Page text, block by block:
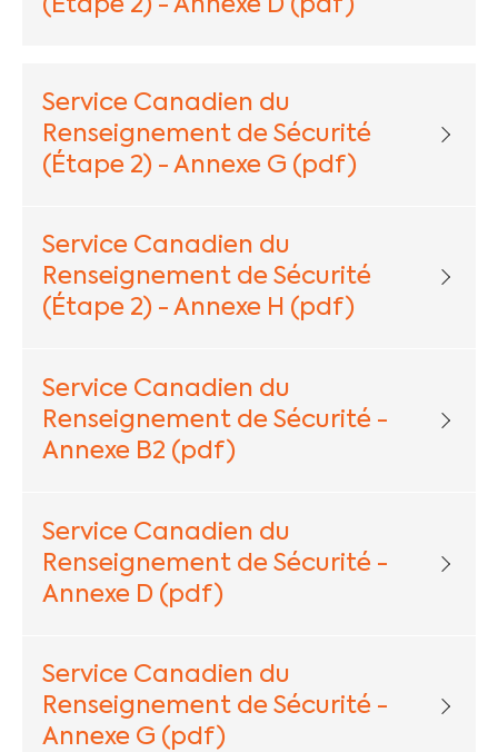
(Étape 2) - Annexe D (pdf)
Service Canadien du
Renseignement de Sécurité
(Étape 2) - Annexe G (pdf)
Service Canadien du
Renseignement de Sécurité
(Étape 2) - Annexe H (pdf)
Service Canadien du
Renseignement de Sécurité -
Annexe B2 (pdf)
Service Canadien du
Renseignement de Sécurité -
Annexe D (pdf)
Service Canadien du
Renseignement de Sécurité -
Annexe G (pdf)